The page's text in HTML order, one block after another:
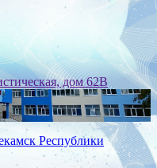
дом 62В
Республики